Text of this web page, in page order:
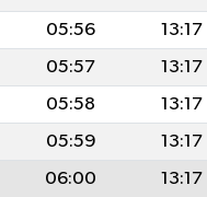
05:56 13:17
05:57 13:17
05:58 13:17
05:59 13:17
06:00 13:17